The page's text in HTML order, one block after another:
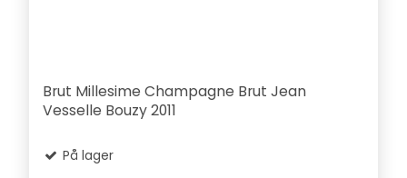
Brut Millesime Champagne Brut Jean
Vesselle Bouzy 2011
På lager